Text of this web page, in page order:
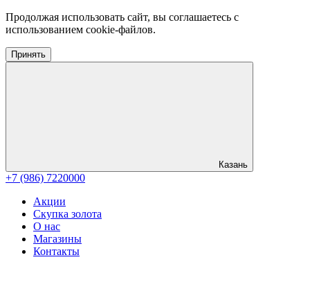
Продолжая использовать сайт, вы соглашаетесь с
использованием cookie-файлов.
Принять
Казань
+7 (986) 7220000
Акции
Скупка золота
О нас
Магазины
Контакты